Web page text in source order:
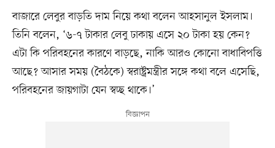
বাজারে লেবুর বাড়তি দাম নিয়ে কথা বলেন আহসানুল ইসলাম।
তিনি বলেন, ‘৬-৭ টাকার লেবু ঢাকায় এসে ২০ টাকা হয় কেন?
এটা কি পরিবহনের কারণে বাড়ছে, নাকি আরও কোনো বাধাবিপত্তি
আছে? আসার সময় (বৈঠকে) স্বরাষ্ট্রমন্ত্রীর সঙ্গে কথা বলে এসেছি,
পরিবহনের জায়গাটা যেন স্বচ্ছ থাকে।’